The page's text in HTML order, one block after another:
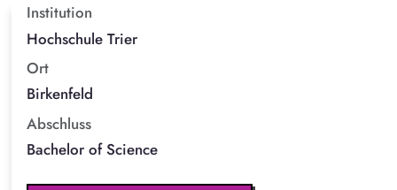
Institution
Hochschule Trier
Ort
Birkenfeld
Abschluss
Bachelor of Science